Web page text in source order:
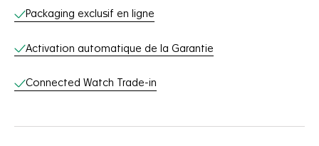
Packaging exclusif en ligne
Activation automatique de la Garantie
Connected Watch Trade-in